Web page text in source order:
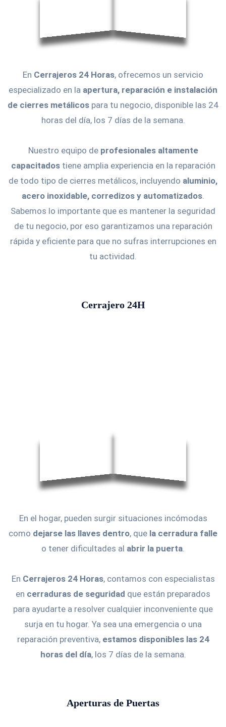
En Cerrajeros 24 Horas, ofrecemos un servicio
especializado en la apertura, reparación e instalación
de cierres metálicos para tu negocio, disponible las 24
horas del día, los 7 días de la semana.
Nuestro equipo de profesionales altamente
capacitadostiene amplia experiencia en la reparación
de todo tipo de cierres metálicos, incluyendo aluminio,
acero inoxidable, corredizos y automatizados.
Sabemos lo importante que es mantener la seguridad
de tu negocio, por eso garantizamos una reparación
rápida y eficiente para que no sufras interrupciones en
tu actividad.
Cerrajero 24H
En el hogar, pueden surgir situaciones incómodas
como dejarse las llaves dentro, que la cerradura falle
o tener dificultades al abrir la puerta.
En Cerrajeros 24 Horas, contamos con especialistas
en cerraduras de seguridad que están preparados
para ayudarte a resolver cualquier inconveniente que
surja en tu hogar. Ya sea una emergencia o una
reparación preventiva, estamos disponibles las 24
horas del día, los 7 días de la semana.
Aperturas de Puertas